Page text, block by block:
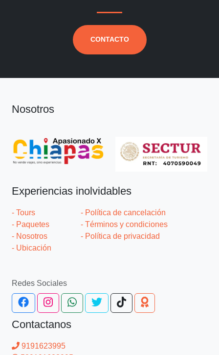
CONTACTO
Nosotros
Experiencias inolvidables
- Tours
- Paquetes
- Nosotros
- Ubicación
- Política de cancelación
- Términos y condiciones
- Política de privacidad
Redes Sociales
Contactanos
9191623995